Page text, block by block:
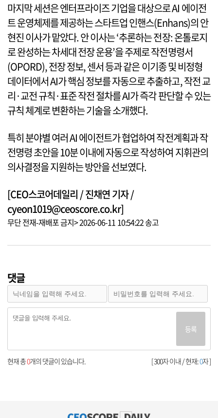
마지막 세션은 엔터프라이즈 기업을 대상으로 AI 에이전
트 운영체제를 제공하는 스타트업 인핸스(Enhans)의 안
현진 이사가 맡았다. 안 이사는 ‘추론하는 전장: 온톨로지
로 완성하는 차세대 전장 운용’을 주제로 작전명령서
(OPORD), 전장 정보, 센서 등과 같은 이기종 및 비정형
데이터에서 AI가 핵심 정보를 자동으로 추출하고, 작전 교
리·교전 규칙·표준 작전 절차를 AI가 즉각 판단할 수 있는
규칙 체계로 변환하는 기술을 소개했다.
특히 분야별 여러 AI 에이전트가 협업하여 작전계획과 작
전명령 초안을 10분 이내에 자동으로 작성하여 지휘관의
의사결정을 지원하는 방안을 선보였다.
[CEO스코어데일리 / 진채연 기자 /
cyeon1019@ceoscore.co.kr]
무단 전재-재배포 금지> 2026-06-11 10:54:22 송고
댓글
등록
[ 300자 이내 / 현재:0자 ]
현재 총0개의 댓글이 있습니다.